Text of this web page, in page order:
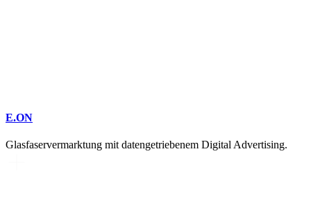
E.ON
Glasfaservermarktung mit datengetriebenem Digital Advertising.